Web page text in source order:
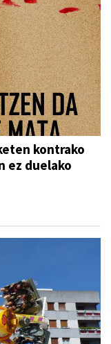
kontrako
ez duelako